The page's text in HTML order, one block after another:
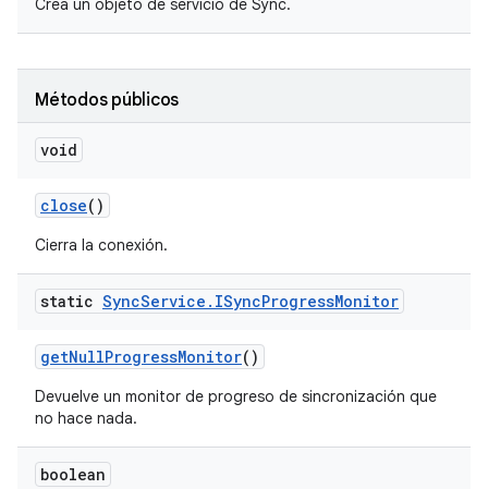
Crea un objeto de servicio de Sync.
Métodos públicos
void
close()
Cierra la conexión.
static SyncService . ISyncProgressMonitor
getNullProgressMonitor()
Devuelve un monitor de progreso de sincronización que
no hace nada.
boolean